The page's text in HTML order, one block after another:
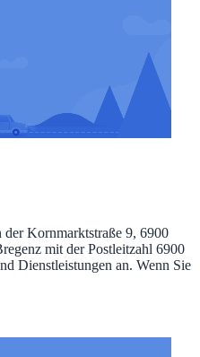
Kornmarktstraße 9, 6900
mit der Postleitzahl 6900
Dienstleistungen an. Wenn Sie